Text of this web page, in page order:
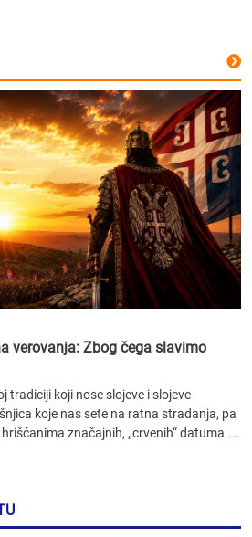
verovanja: Zbog čega slavimo
tradiciji koji nose slojeve i slojeve
koje nas sete na ratna stradanja, pa
značajnih, „crvenih“ datuma....